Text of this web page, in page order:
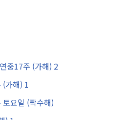
연중17주 (가해) 2
(가해) 1
토요일 (짝수해)